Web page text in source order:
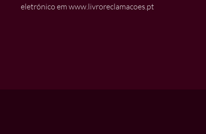
eletrónico em www.livroreclamacoes.pt